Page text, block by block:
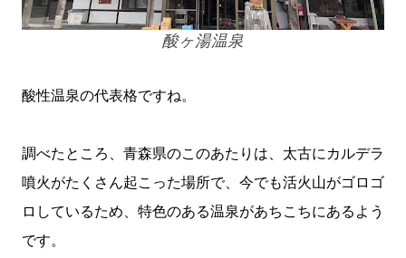
酸ヶ湯温泉
酸性温泉の代表格ですね。
調べたところ、青森県のこのあたりは、太古にカルデラ
噴火がたくさん起こった場所で、今でも活火山がゴロゴ
ロしているため、特色のある温泉があちこちにあるよう
です。